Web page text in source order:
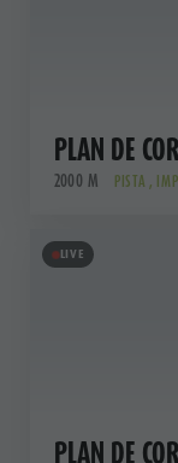
PLAN DE
2000 M PISTA ,
LIVE
PLAN DE